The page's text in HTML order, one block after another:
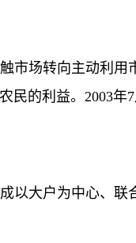
场转向主动利用
民的利益。2003
大户为中心、联